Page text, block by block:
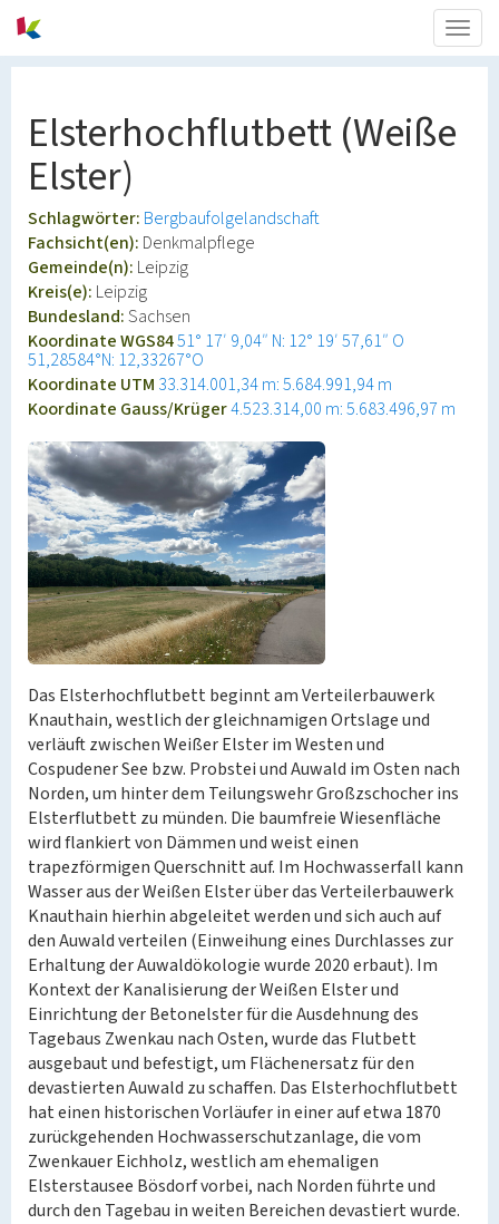
Elsterhochflutbett (Weiße
Elster)
Schlagwörter: Bergbaufolgelandschaft
Fachsicht(en): Denkmalpflege
Gemeinde(n): Leipzig
Kreis(e): Leipzig
Bundesland:Sachsen
Koordinate WGS8451° 17′ 9,04″ N: 12° 19′ 57,61″ O
51,28584°N: 12,33267°O
Koordinate UTM 33.314.001,34 m: 5.684.991,94 m
Koordinate Gauss/Krüger4.523.314,00 m: 5.683.496,97 m
Das Elsterhochflutbett beginnt am Verteilerbauwerk
Knauthain, westlich der gleichnamigen Ortslage und
verläuft zwischen Weißer Elster im Westen und
Cospudener See bzw. Probstei und Auwald im Osten nach
Norden, um hinter dem Teilungswehr Großzschocher ins
Elsterflutbett zu münden. Die baumfreie Wiesenfläche
wird flankiert von Dämmen und weist einen
trapezförmigen Querschnitt auf. Im Hochwasserfall kann
Wasser aus der Weißen Elster über das Verteilerbauwerk
Knauthain hierhin abgeleitet werden und sich auch auf
den Auwald verteilen (Einweihung eines Durchlasses zur
Erhaltung der Auwaldökologie wurde 2020 erbaut). Im
Kontext der Kanalisierung der Weißen Elster und
Einrichtung der Betonelster für die Ausdehnung des
Tagebaus Zwenkau nach Osten, wurde das Flutbett
ausgebaut und befestigt, um Flächenersatz für den
devastierten Auwald zu schaffen. Das Elsterhochflutbett
hat einen historischen Vorläufer in einer auf etwa 1870
zurückgehenden Hochwasserschutzanlage, die vom
Zwenkauer Eichholz, westlich am ehemaligen
Elsterstausee Bösdorf vorbei, nach Norden führte und
durch den Tagebau in weiten Bereichen devastiert wurde.